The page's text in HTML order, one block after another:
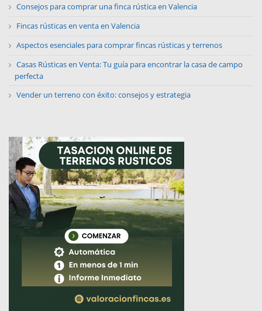
Consejos para comprar una finca rústica en Valencia
Fincas rústicas en venta en Valencia
Aspectos esenciales para comprar fincas rústicas y terrenos
Casas Rústicas en Venta: Tu guía para encontrar la casa de campo
perfecta
Vender un terreno con éxito: consejos y estrategia